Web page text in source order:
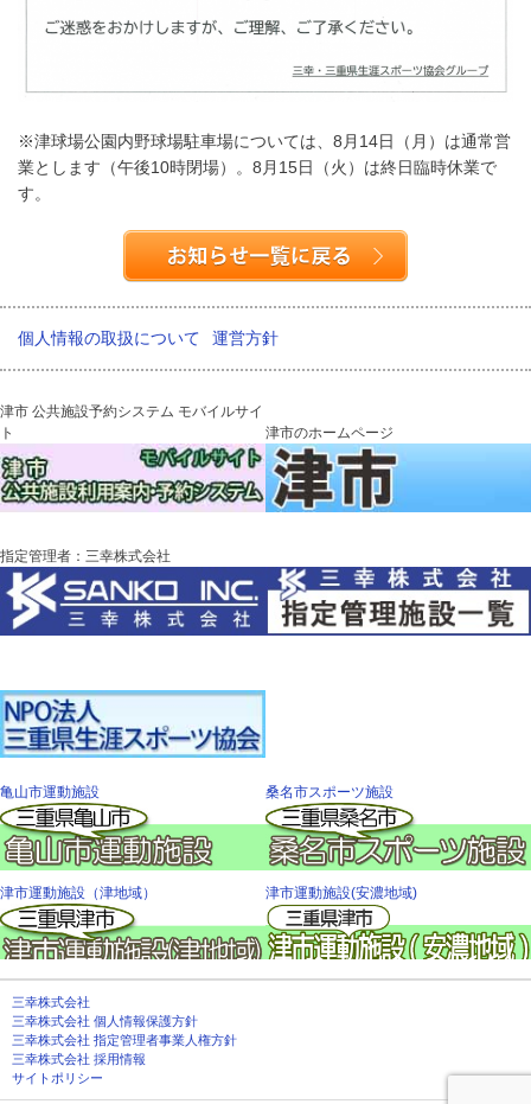
※津球場公園内野球場駐車場については、8月14日（月）は通常営
業とします（午後10時閉場）。8月15日（火）は終日臨時休業で
す。
個人情報の取扱について 運営方針
津市 公共施設予約システム モバイルサイ
ト
津市のホームページ
指定管理者：三幸株式会社